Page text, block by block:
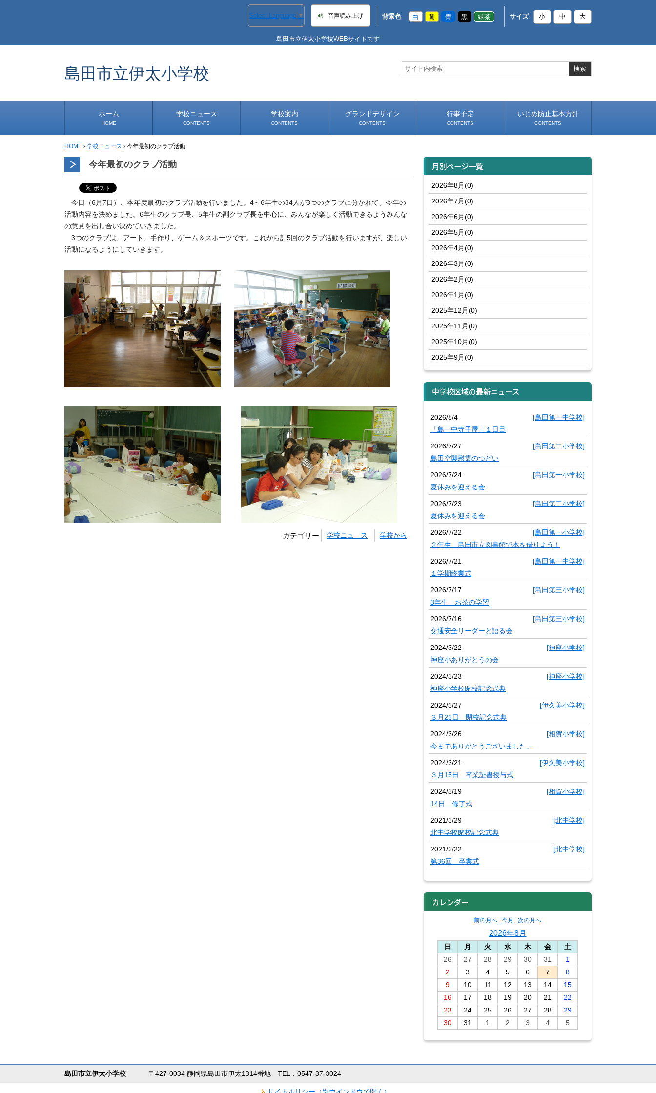
Select Language ▼ 音声読み上げ 背景色 白 黄 青 黒 緑茶 サイズ 小 中 大
島田市立伊太小学校WEBサイトです
島田市立伊太小学校
ホーム
HOME
学校ニュース
CONTENTS
学校から
安心・安全
1年生
2年生
3年生
4年生
5年生
6年生
事務・保健室から
児童会・部活から
研修
小中連携事業
その他
学校案内
CONTENTS
グランドデザイン
CONTENTS
行事予定
CONTENTS
いじめ防止基本方針
CONTENTS
HOME › 学校ニュース › 今年最初のクラブ活動
今年最初のクラブ活動
今日（6月7日）、本年度最初のクラブ活動を行いました。4～6年生の34人が3つのクラブに分かれて、今年の
活動内容を決めました。6年生のクラブ長、5年生の副クラブ長を中心に、みんなが楽しく活動できるようみんな
の意見を出し合い決めていきました。
3つのクラブは、アート、手作り、ゲーム＆スポーツです。これから計5回のクラブ活動を行いますが、楽しい
活動になるようにしていきます。
カテゴリー 学校ニュ―ス 学校から
月別ページ一覧
2026年8月(0)
2026年7月(0)
2026年6月(0)
2026年5月(0)
2026年4月(0)
2026年3月(0)
2026年2月(0)
2026年1月(0)
2025年12月(0)
2025年11月(0)
2025年10月(0)
2025年9月(0)
中学校区域の最新ニュース
2026/8/4
[島田第一中学校]
「島一中寺子屋」１日目
2026/7/27
[島田第二小学校]
島田空襲慰霊のつどい
2026/7/24
[島田第一小学校]
夏休みを迎える会
2026/7/23
[島田第二小学校]
夏休みを迎える会
2026/7/22
[島田第一小学校]
２年生 島田市立図書館で本を借りよう！
2026/7/21
[島田第一中学校]
１学期終業式
2026/7/17
[島田第三小学校]
3年生 お茶の学習
2026/7/16
[島田第三小学校]
交通安全リーダーと語る会
2024/3/22
[神座小学校]
神座小ありがとうの会
2024/3/23
[神座小学校]
神座小学校閉校記念式典
2024/3/27
[伊久美小学校]
３月23日 閉校記念式典
2024/3/26
[相賀小学校]
今までありがとうございました。
2024/3/21
[伊久美小学校]
３月15日 卒業証書授与式
2024/3/19
[相賀小学校]
14日 修了式
2021/3/29
[北中学校]
北中学校閉校記念式典
2021/3/22
[北中学校]
第36回 卒業式
カレンダー
前の月へ 今月 次の月へ
2026年8月
日 月 火 水 木 金
土
26
27 28 29 30 31
1
2
3 4 5 6 7
8
9
10 11 12 13 14
15
16
17 18 19 20 21
22
23
24 25 26 27 28
29
30
31 1 2 3 4 5
島田市立伊太小学校 〒427-0034 静岡県島田市伊太1314番地 TEL：0547-37-3024
サイトポリシー（別ウインドウで開く）